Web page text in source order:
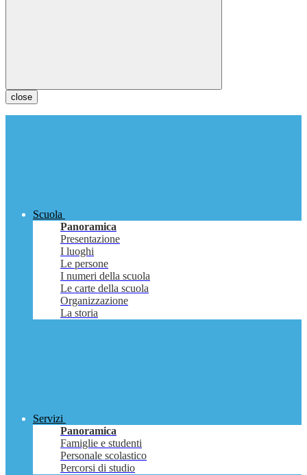
close
Scuola
Panoramica
Presentazione
I luoghi
Le persone
I numeri della scuola
Le carte della scuola
Organizzazione
La storia
Servizi
Panoramica
Famiglie e studenti
Personale scolastico
Percorsi di studio